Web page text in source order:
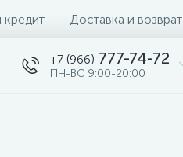
кредит Доставка и возврат
+7 (966) 777-74-72
ПН-ВС 9:00-20:00